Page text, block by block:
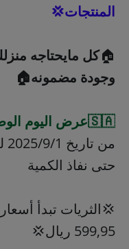
المنتجات💢
🏠كل مايحتاجه
وجودة مضمونه🏠
🇸🇦عرض اليوم الوطني 🇸🇦
من تاريخ 2025/9/1 لغاية 2025/10/10
حتى نفاذ الكمية
599,95 ريال💢